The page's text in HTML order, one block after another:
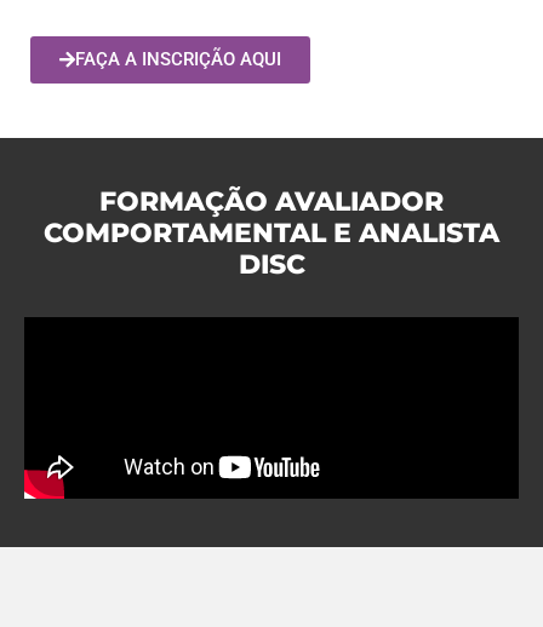
FAÇA A INSCRIÇÃO AQUI
FORMAÇÃO AVALIADOR
COMPORTAMENTAL E ANALISTA
DISC